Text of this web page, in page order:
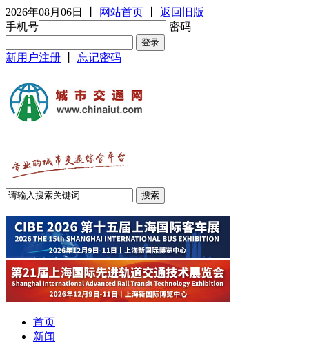
2026年08月06日 网站首页
返回旧版
手机号
密码
新用户注册 忘记密码
首页
新闻